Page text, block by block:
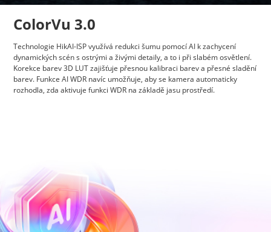
ColorVu 3.0
Technologie HikAI-ISP využívá redukci šumu pomocí AI k zachycení
dynamických scén s ostrými a živými detaily, a to i při slabém osvětlení.
Korekce barev 3D LUT zajišťuje přesnou kalibraci barev a přesné sladění
barev. Funkce AI WDR navíc umožňuje, aby se kamera automaticky
rozhodla, zda aktivuje funkci WDR na základě jasu prostředí.